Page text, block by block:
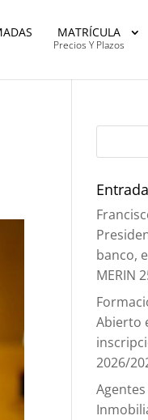
MATRÍCULA
Precios Y Plazos
banco,
MERIN
Abierto
2026/